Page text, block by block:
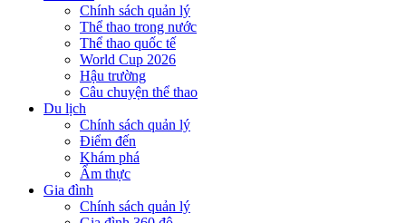
Chính sách quản lý
Thể thao trong nước
Thể thao quốc tế
World Cup 2026
Hậu trường
Câu chuyện thể thao
Du lịch
Chính sách quản lý
Điểm đến
Khám phá
Ẩm thực
Gia đình
Chính sách quản lý